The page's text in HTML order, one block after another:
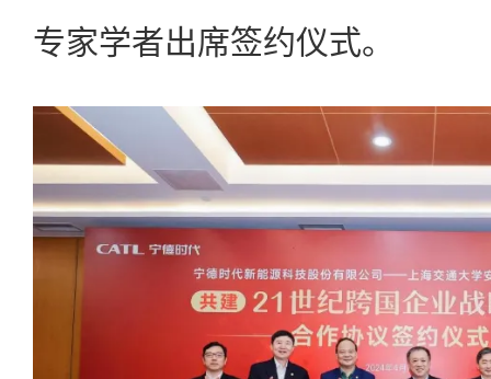
专家学者出席签约仪式。